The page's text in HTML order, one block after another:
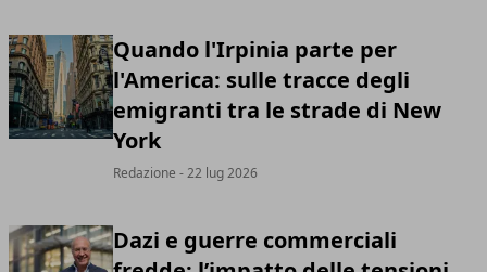
Quando l'Irpinia parte per
l'America: sulle tracce degli
emigranti tra le strade di New
York
Redazione - 22 lug 2026
Dazi e guerre commerciali